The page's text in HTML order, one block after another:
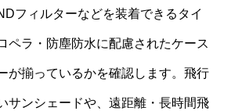
フィルターなどを装着できるタイ
ペラ・防塵防水に配慮されたケース
が揃っているかを確認します。飛行
サンシェードや、遠距離・長時間飛